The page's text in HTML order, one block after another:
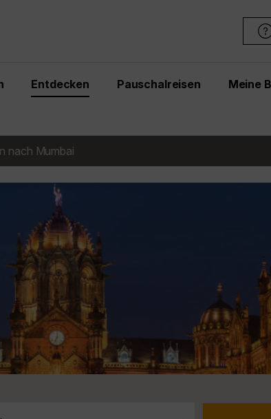
Entdecken Pauschalreisen Meine
nach Mumbai